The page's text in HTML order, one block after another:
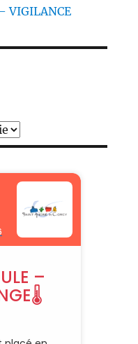
VIGILANCE